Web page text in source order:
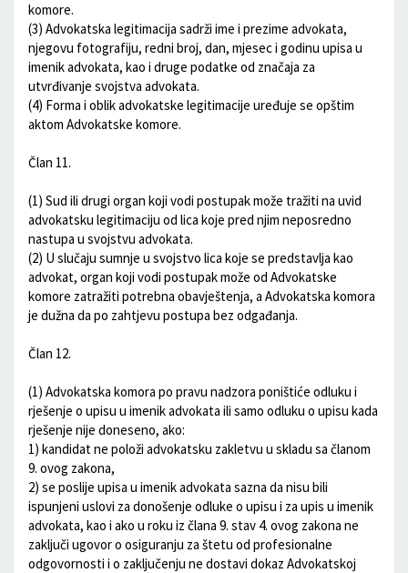
komore.
(3) Advokatska legitimacija sadrži ime i prezime advokata,
njegovu fotografiju, redni broj, dan, mjesec i godinu upisa u
imenik advokata, kao i druge podatke od značaja za
utvrđivanje svojstva advokata.
(4) Forma i oblik advokatske legitimacije uređuje se opštim
aktom Advokatske komore.
Član 11.
(1) Sud ili drugi organ koji vodi postupak može tražiti na uvid
advokatsku legitimaciju od lica koje pred njim neposredno
nastupa u svojstvu advokata.
(2) U slučaju sumnje u svojstvo lica koje se predstavlja kao
advokat, organ koji vodi postupak može od Advokatske
komore zatražiti potrebna obavještenja, a Advokatska komora
je dužna da po zahtjevu postupa bez odgađanja.
Član 12.
(1) Advokatska komora po pravu nadzora poništiće odluku i
rješenje o upisu u imenik advokata ili samo odluku o upisu kada
rješenje nije doneseno, ako:
1) kandidat ne položi advokatsku zakletvu u skladu sa članom
9. ovog zakona,
2) se poslije upisa u imenik advokata sazna da nisu bili
ispunjeni uslovi za donošenje odluke o upisu i za upis u imenik
advokata, kao i ako u roku iz člana 9. stav 4. ovog zakona ne
zaključi ugovor o osiguranju za štetu od profesionalne
odgovornosti i o zaključenju ne dostavi dokaz Advokatskoj